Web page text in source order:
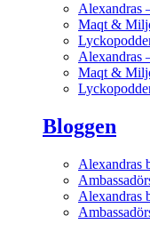
Alexandras
Maqt &
Alexandras
Maqt &
Bloggen
Alexandras
Alexandras